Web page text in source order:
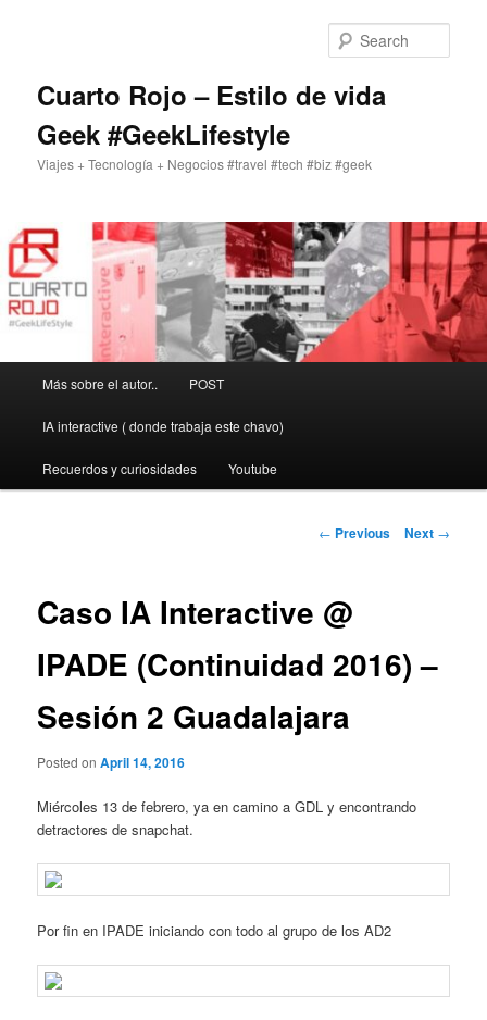
Cuarto Rojo – Estilo de vida
Geek #GeekLifestyle
Viajes + Tecnología + Negocios #travel #tech #biz #geek
Más sobre el autor.. POST
IA interactive ( donde trabaja este chavo)
Recuerdos y curiosidades Youtube
Post
← Previous Next →
Caso IA Interactive @
IPADE (Continuidad 2016) –
Sesión 2 Guadalajara
Posted onApril 14, 2016
Miércoles 13 de febrero, ya en camino a GDL y encontrando
detractores de snapchat.
Por fin en IPADE iniciando con todo al grupo de los AD2